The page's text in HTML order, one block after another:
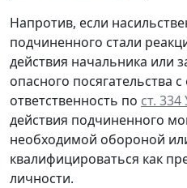
Напротив, если
подчиненного стали
действия начальника или
опасного посягательства
ответственность по ст.
действия подчиненного
необходимой обороной
квалифицироваться как
личности.